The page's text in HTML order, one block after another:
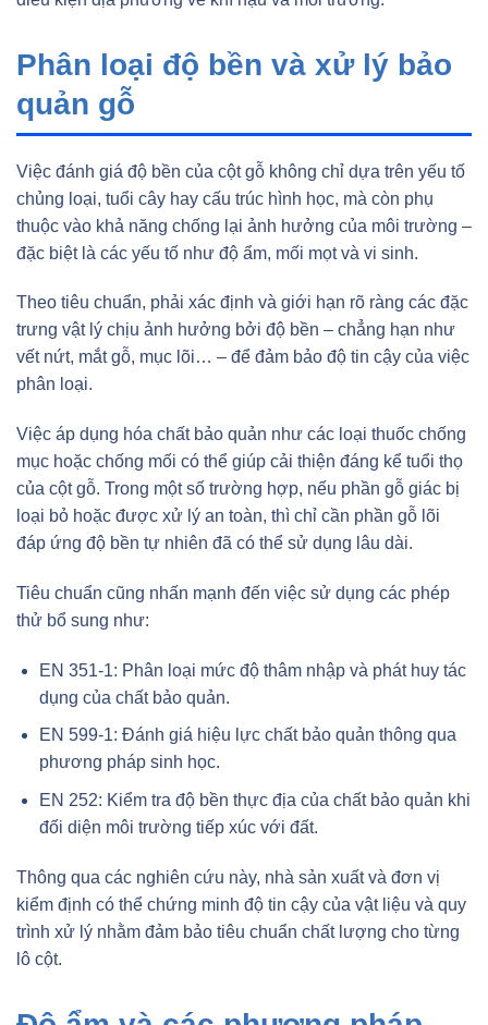
Phân loại độ bền và xử lý bảo
quản gỗ
Việc đánh giá độ bền của cột gỗ không chỉ dựa trên yếu tố
chủng loại, tuổi cây hay cấu trúc hình học, mà còn phụ
thuộc vào khả năng chống lại ảnh hưởng của môi trường –
đặc biệt là các yếu tố như độ ẩm, mối mọt và vi sinh.
Theo tiêu chuẩn, phải xác định và giới hạn rõ ràng các đặc
trưng vật lý chịu ảnh hưởng bởi độ bền – chẳng hạn như
vết nứt, mắt gỗ, mục lõi… – để đảm bảo độ tin cậy của việc
phân loại.
Việc áp dụng hóa chất bảo quản như các loại thuốc chống
mục hoặc chống mối có thể giúp cải thiện đáng kể tuổi thọ
của cột gỗ. Trong một số trường hợp, nếu phần gỗ giác bị
loại bỏ hoặc được xử lý an toàn, thì chỉ cần phần gỗ lõi
đáp ứng độ bền tự nhiên đã có thể sử dụng lâu dài.
Tiêu chuẩn cũng nhấn mạnh đến việc sử dụng các phép
thử bổ sung như:
EN 351-1: Phân loại mức độ thâm nhập và phát huy tác
dụng của chất bảo quản.
EN 599-1: Đánh giá hiệu lực chất bảo quản thông qua
phương pháp sinh học.
EN 252: Kiểm tra độ bền thực địa của chất bảo quản khi
đối diện môi trường tiếp xúc với đất.
Thông qua các nghiên cứu này, nhà sản xuất và đơn vị
kiểm định có thể chứng minh độ tin cậy của vật liệu và quy
trình xử lý nhằm đảm bảo tiêu chuẩn chất lượng cho từng
lô cột.